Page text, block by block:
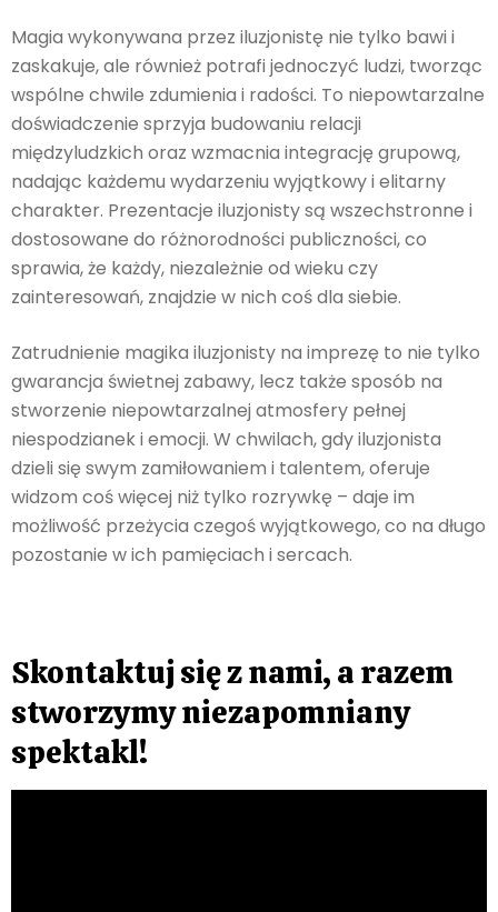
Magia wykonywana przez iluzjonistę nie tylko bawi i
zaskakuje, ale również potrafi jednoczyć ludzi, tworząc
wspólne chwile zdumienia i radości. To niepowtarzalne
doświadczenie sprzyja budowaniu relacji
międzyludzkich oraz wzmacnia integrację grupową,
nadając każdemu wydarzeniu wyjątkowy i elitarny
charakter. Prezentacje iluzjonisty są wszechstronne i
dostosowane do różnorodności publiczności, co
sprawia, że każdy, niezależnie od wieku czy
zainteresowań, znajdzie w nich coś dla siebie.
Zatrudnienie magika iluzjonisty na imprezę to nie tylko
gwarancja świetnej zabawy, lecz także sposób na
stworzenie niepowtarzalnej atmosfery pełnej
niespodzianek i emocji. W chwilach, gdy iluzjonista
dzieli się swym zamiłowaniem i talentem, oferuje
widzom coś więcej niż tylko rozrywkę – daje im
możliwość przeżycia czegoś wyjątkowego, co na długo
pozostanie w ich pamięciach i sercach.
Skontaktuj się z nami, a razem
stworzymy niezapomniany
spektakl!